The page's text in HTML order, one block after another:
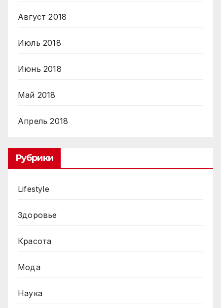
Август 2018
Июль 2018
Июнь 2018
Май 2018
Апрель 2018
Рубрики
Lifestyle
Здоровье
Красота
Мода
Наука